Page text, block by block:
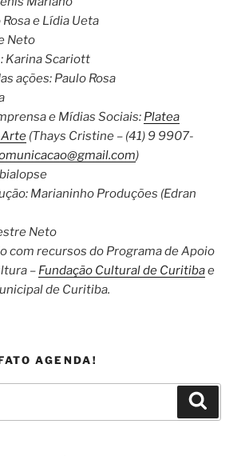
e Lídia Ueta
Neto
Karina Scariott
ações: Paulo Rosa
e Mídias Sociais: Platea
Arte (Thays Cristine – (41) 9 9907-
)
Marianinho Produções (Edran
Neto
com recursos do Programa de Apoio
– Fundação Cultural de Curitibae
de Curitiba.
AGENDA!